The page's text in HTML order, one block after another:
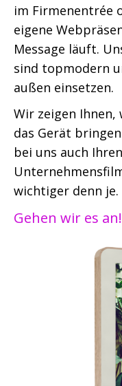
im Firmenentrée
eigene
Message läuft.
sind topmodern
außen einsetzen.
Wir zeigen Ihnen,
das Gerät
bei uns auch
wichtiger denn je.
Gehen wir es an!